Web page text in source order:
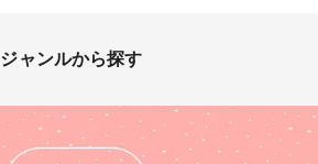
ジャンルから探す